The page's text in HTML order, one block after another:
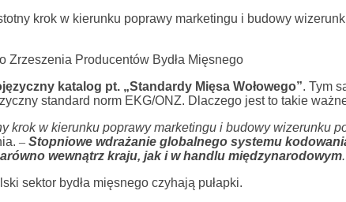
krok w kierunku poprawy marketingu i budowy
Zrzeszenia Producentów Bydła Mięsnego
katalog pt. „Standardy Mięsa Wołowego”. Tym
standard norm EKG/ONZ. Dlaczego jest to takie
krok w kierunku poprawy marketingu i budowy wizerunku
– Stopniowe wdrażanie globalnego systemu
wewnątrz kraju, jak i w handlu międzynarodowym.
sektor bydła mięsnego czyhają pułapki.